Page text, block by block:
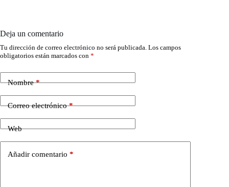
Deja un comentario
Tu dirección de correo electrónico no será publicada. Los campos
obligatorios están marcados con *
Nombre*
Correo electrónico*
Web
Añadir comentario *